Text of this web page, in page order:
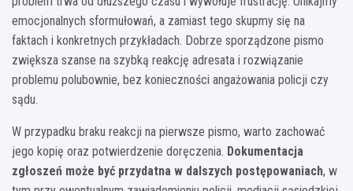
emocjonalnych sformułowań, a zamiast tego skupmy się na
faktach i konkretnych przykładach. Dobrze sporządzone pismo
zwiększa szanse na szybką reakcję adresata i rozwiązanie
problemu polubownie, bez konieczności angażowania policji czy
sądu.
W przypadku braku reakcji na pierwsze pismo, warto zachować
jego kopię oraz potwierdzenie doręczenia. Dokumentacja
zgłoszeń może być przydatna w dalszych postępowaniach, w